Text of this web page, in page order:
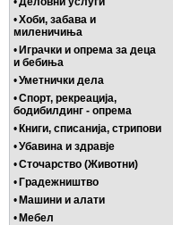
•Хоби, забава и
миленичиња
• Играчки и опрема за деца
и бебиња
•Уметнички дела
•Спорт, рекреација,
бодибилдинг - опрема
• Книги, списанија, стрипови
•Убавина и здравје
•Сточарство (Животни)
• Градежништво
• Машини и алати
• Мебел